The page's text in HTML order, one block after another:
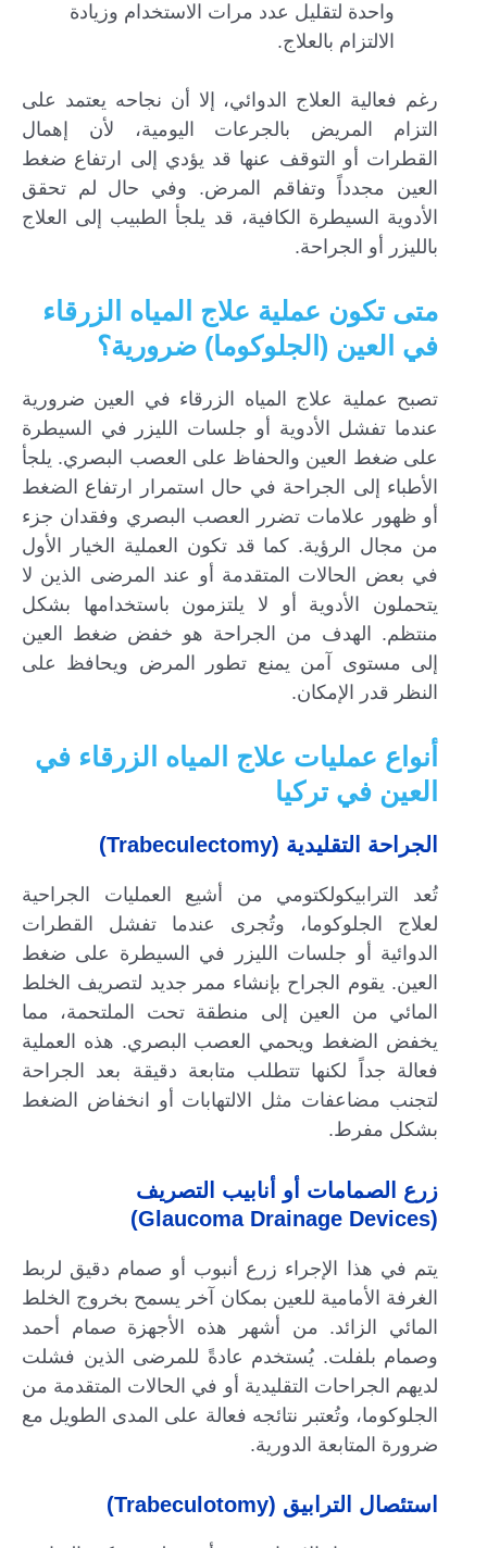
واحدة لتقليل عدد مرات الاستخدام وزيادة
الالتزام بالعلاج.
رغم فعالية العلاج الدوائي، إلا أن نجاحه يعتمد على
التزام المريض بالجرعات اليومية، لأن إهمال
القطرات أو التوقف عنها قد يؤدي إلى ارتفاع ضغط
العين مجدداً وتفاقم المرض. وفي حال لم تحقق
الأدوية السيطرة الكافية، قد يلجأ الطبيب إلى العلاج
بالليزر أو الجراحة.
متى تكون عملية علاج المياه الزرقاء
في العين (الجلوكوما) ضرورية؟
تصبح عملية علاج المياه الزرقاء في العين ضرورية
عندما تفشل الأدوية أو جلسات الليزر في السيطرة
على ضغط العين والحفاظ على العصب البصري. يلجأ
الأطباء إلى الجراحة في حال استمرار ارتفاع الضغط
أو ظهور علامات تضرر العصب البصري وفقدان جزء
من مجال الرؤية. كما قد تكون العملية الخيار الأول
في بعض الحالات المتقدمة أو عند المرضى الذين لا
يتحملون الأدوية أو لا يلتزمون باستخدامها بشكل
منتظم. الهدف من الجراحة هو خفض ضغط العين
إلى مستوى آمن يمنع تطور المرض ويحافظ على
النظر قدر الإمكان.
أنواع عمليات علاج المياه الزرقاء في
العين في تركيا
الجراحة التقليدية (Trabeculectomy)
تُعد الترابيكولكتومي من أشيع العمليات الجراحية
لعلاج الجلوكوما، وتُجرى عندما تفشل القطرات
الدوائية أو جلسات الليزر في السيطرة على ضغط
العين. يقوم الجراح بإنشاء ممر جديد لتصريف الخلط
المائي من العين إلى منطقة تحت الملتحمة، مما
يخفض الضغط ويحمي العصب البصري. هذه العملية
فعالة جداً لكنها تتطلب متابعة دقيقة بعد الجراحة
لتجنب مضاعفات مثل الالتهابات أو انخفاض الضغط
بشكل مفرط.
زرع الصمامات أو أنابيب التصريف
(Glaucoma Drainage Devices)
يتم في هذا الإجراء زرع أنبوب أو صمام دقيق لربط
الغرفة الأمامية للعين بمكان آخر يسمح بخروج الخلط
المائي الزائد. من أشهر هذه الأجهزة صمام أحمد
وصمام بلفلت. يُستخدم عادةً للمرضى الذين فشلت
لديهم الجراحات التقليدية أو في الحالات المتقدمة من
الجلوكوما، وتُعتبر نتائجه فعالة على المدى الطويل مع
ضرورة المتابعة الدورية.
استئصال الترابيق (Trabeculotomy)